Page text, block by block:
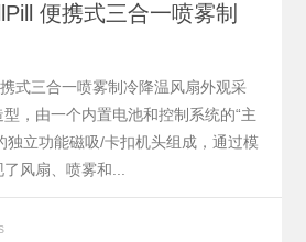
便携式三合一喷雾制
式三合一喷雾制冷降温风扇外观采
，由一个内置电池和控制系统的“主
独立功能磁吸/卡扣机头组成，通过模
风扇、喷雾和...